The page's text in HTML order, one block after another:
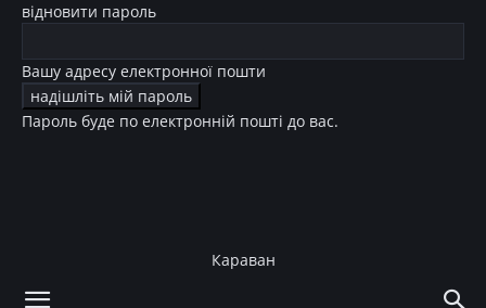
відновити пароль
Вашу адресу електронної пошти
Пароль буде по електронній пошті до вас.
Караван